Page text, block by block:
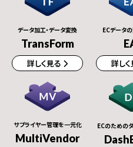
データ加工・データ変換
TransForm
詳しく見る
ECデータ
詳し
サプライヤー管理を一元化
MultiVendor
ECのための